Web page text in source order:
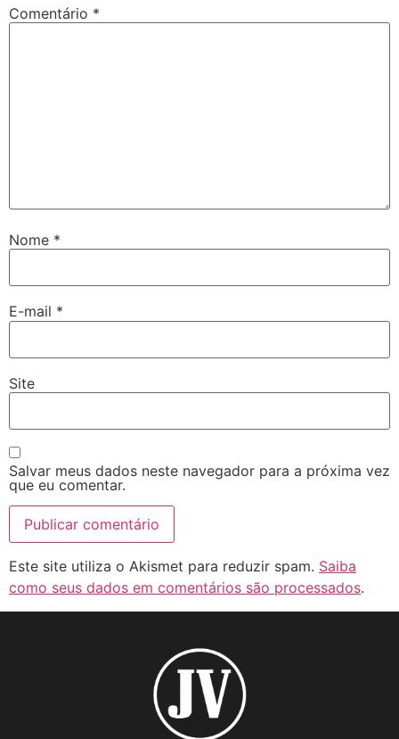
Comentário *
Nome *
E-mail *
Site
Salvar meus dados neste navegador para a próxima vez
que eu comentar.
Este site utiliza o Akismet para reduzir spam. Saiba
como seus dados em comentários são processados.